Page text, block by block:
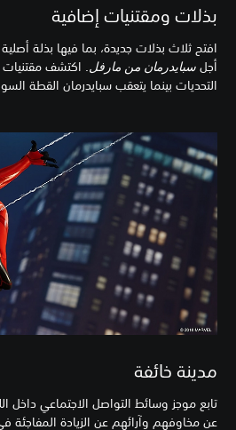
بذلات ومقتنيات إضافية
افتح ثلاث بذلات جديدة، بما فيها بذلة
أجل سبايدرمان من مارفل. اكتشف مقتنيات
التحديات بينما يتعقب سبايدرمان القطة
مدينة خائفة
تابع موجز وسائط التواصل الاجتماعي داخل
عن مخاوفهم وآرائهم عن الزيادة المفاجئة